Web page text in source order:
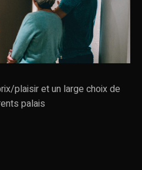
plaisir et un large choix de
palais